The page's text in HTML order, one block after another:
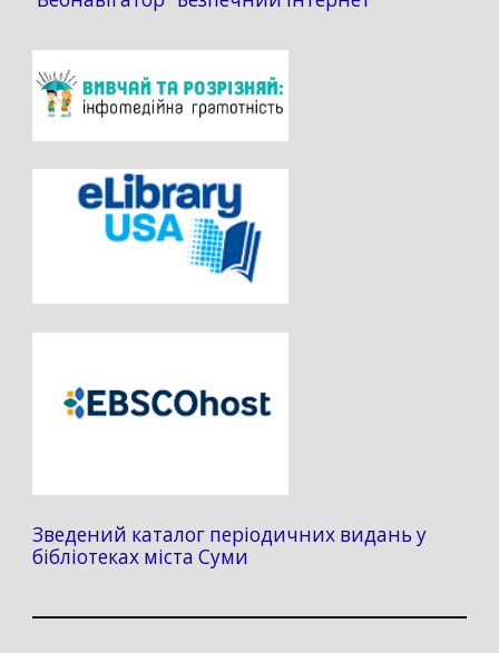
Зведений каталог періодичних видань у
бібліотеках міста Суми